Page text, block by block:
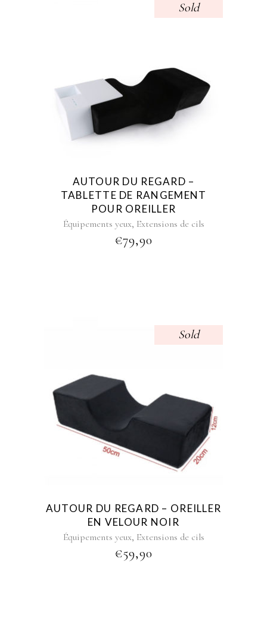
Sold
AUTOUR DU REGARD –
TABLETTE DE RANGEMENT
POUR OREILLER
Équipements yeux, Extensions de cils
€79,90
Sold
AUTOUR DU REGARD – OREILLER
EN VELOUR NOIR
Équipements yeux, Extensions de cils
€59,90